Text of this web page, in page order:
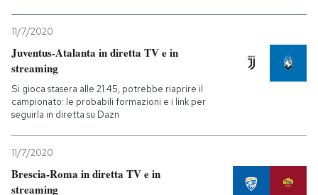
11/7/2020
Juventus-Atalanta in diretta TV e in
streaming
Si gioca stasera alle 21.45, potrebbe riaprire il
campionato: le probabili formazioni e i link per
seguirla in diretta su Dazn
11/7/2020
Brescia-Roma in diretta TV e in
streaming